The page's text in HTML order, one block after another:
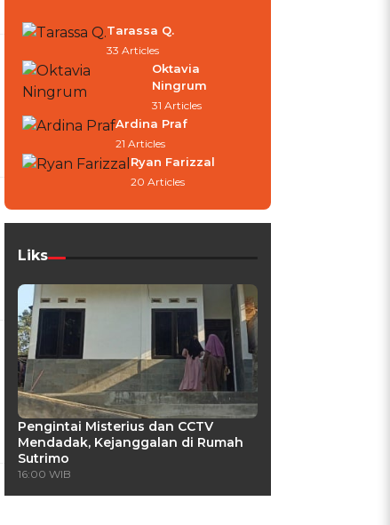
Tarassa Q.
33 Articles
Oktavia
Ningrum
31 Articles
Ardina Praf
21 Articles
Ryan Farizzal
20 Articles
Liks
Pengintai Misterius dan CCTV
Mendadak, Kejanggalan di Rumah
Sutrimo
16:00 WIB